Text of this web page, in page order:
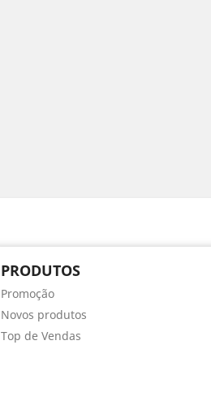
PRODUTOS
Promoção
Novos produtos
Top de Vendas